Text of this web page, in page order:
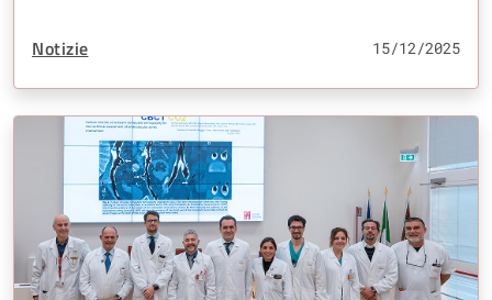
Tipo Contenuto:
Notizie 15/12/2025